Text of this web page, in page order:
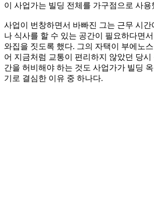
이 사업가는 빌딩 전체를 가구점으로 사용
사업이 번창하면서 바빠진 그는 근무 시간
나 식사를 할 수 있는 공간이 필요하다면서
와집을 짓도록 했다. 그의 자택이 부에노
어 지금처럼 교통이 편리하지 않았던 당시
간을 허비해야 하는 것도 사업가가 빌딩
기로 결심한 이유 중 하나다.